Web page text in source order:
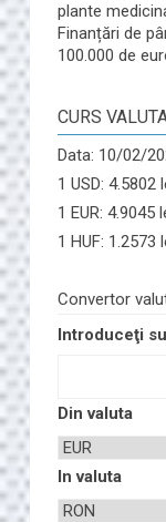
plante
Finanțări de
100.000 de
CURS
Data: 10/02/
1 USD: 4.5802
1 EUR: 4.9045
1 HUF: 1.2573
Convertor
Introduceţi
Din valuta
In valuta